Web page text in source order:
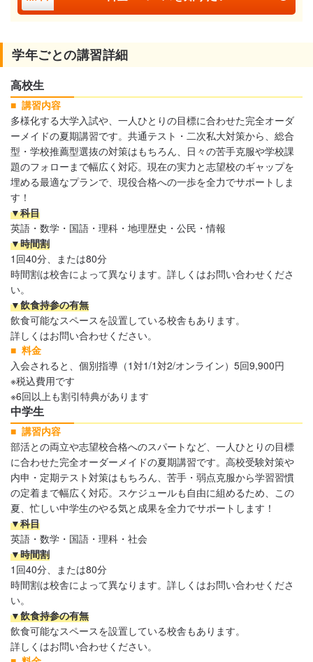
学年ごとの講習詳細
高校生
講習内容
多様化する大学入試や、一人ひとりの目標に合わせた完全オーダ
ーメイドの夏期講習です。共通テスト・二次私大対策から、総合
型・学校推薦型選抜の対策はもちろん、日々の苦手克服や学校課
題のフォローまで幅広く対応。現在の実力と志望校のギャップを
埋める最適なプランで、現役合格への一歩を全力でサポートしま
す！
▼科目
英語・数学・国語・理科・地理歴史・公民・情報
▼時間割
1回40分、または80分
時間割は校舎によって異なります。詳しくはお問い合わせくださ
い。
▼飲食持参の有無
飲食可能なスペースを設置している校舎もあります。
詳しくはお問い合わせください。
料金
入会されると、個別指導（1対1/1対2/オンライン）5回9,900円
※税込費用です
※6回以上も割引特典があります
中学生
講習内容
部活との両立や志望校合格へのスパートなど、一人ひとりの目標
に合わせた完全オーダーメイドの夏期講習です。高校受験対策や
内申・定期テスト対策はもちろん、苦手・弱点克服から学習習慣
の定着まで幅広く対応。スケジュールも自由に組めるため、この
夏、忙しい中学生のやる気と成果を全力でサポートします！
▼科目
英語・数学・国語・理科・社会
▼時間割
1回40分、または80分
時間割は校舎によって異なります。詳しくはお問い合わせくださ
い。
▼飲食持参の有無
飲食可能なスペースを設置している校舎もあります。
詳しくはお問い合わせください。